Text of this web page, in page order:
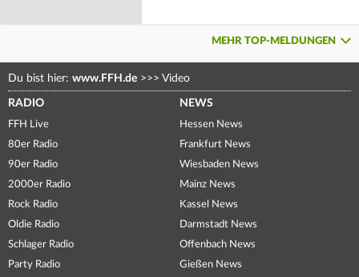
MEHR TOP-MELDUNGEN
Du bist hier: www.FFH.de >>> Video
RADIO
FFH Live
80er Radio
90er Radio
2000er Radio
Rock Radio
Oldie Radio
Schlager Radio
Party Radio
NEWS
Hessen News
Frankfurt News
Wiesbaden News
Mainz News
Kassel News
Darmstadt News
Offenbach News
Gießen News